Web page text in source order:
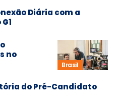
Diária com a
Brasil
no
do Pré-Candidato